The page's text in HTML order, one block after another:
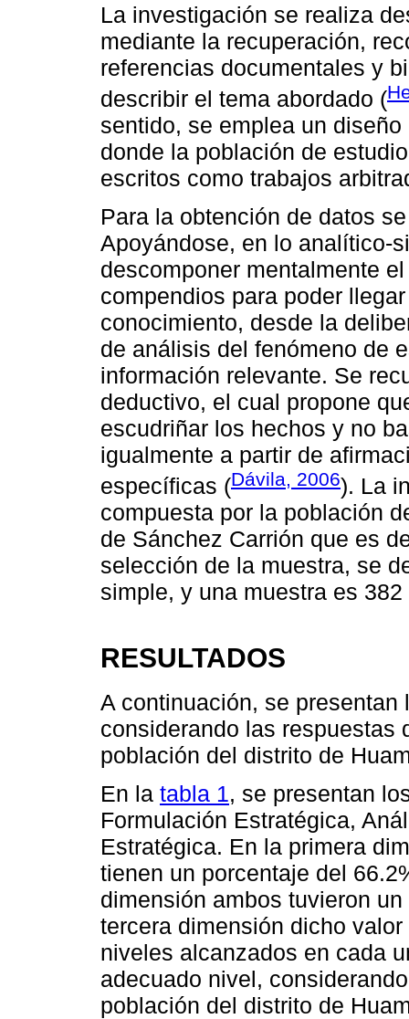
La investigación se realiza
mediante la recuperación,
referencias documentales y
describir el tema abordado (
sentido, se emplea un
donde la población de
escritos como trabajos
Para la obtención de datos
Apoyándose, en lo analítico-
descomponer mentalmente
compendios para poder
conocimiento, desde la
de análisis del fenómeno de
información relevante. Se
deductivo, el cual propone
escudriñar los hechos y no
igualmente a partir de
específicas (Dávila, 2006). La
compuesta por la población
de Sánchez Carrión que es
selección de la muestra, se
simple, y una muestra es
RESULTADOS
A continuación, se
considerando las respuestas
población del distrito de
En la tabla 1, se presentan
Formulación Estratégica,
Estratégica. En la primera
tienen un porcentaje del
dimensión ambos tuvieron
tercera dimensión dicho
niveles alcanzados en cada
adecuado nivel,
población del distrito de